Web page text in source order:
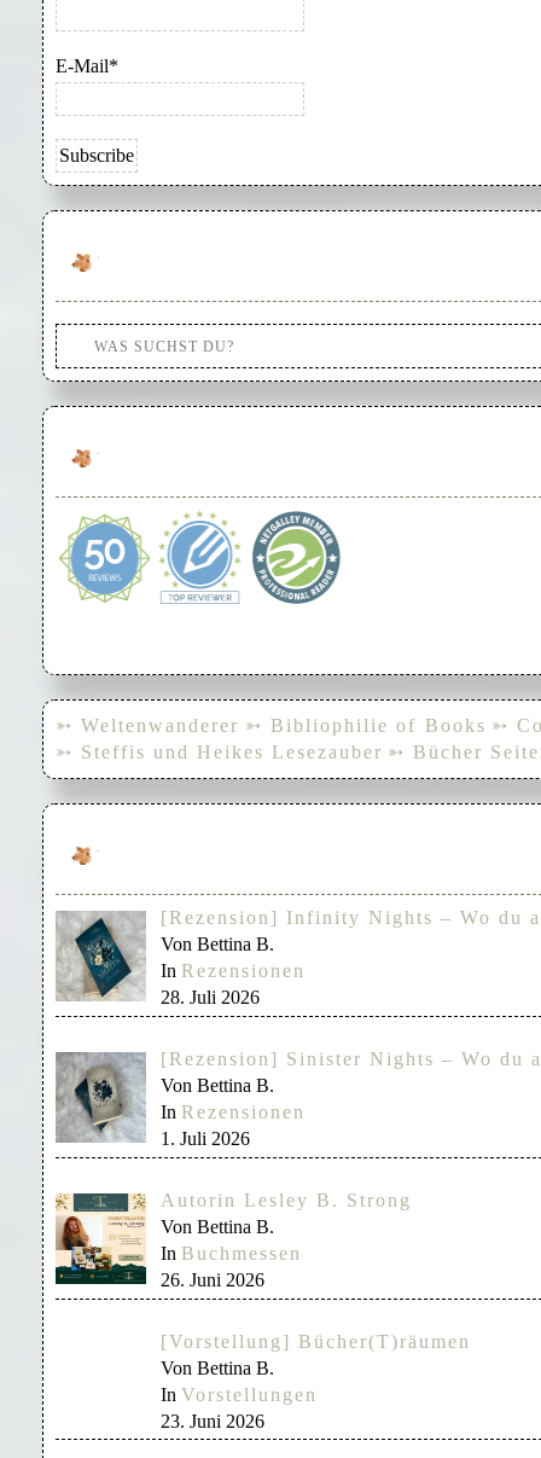
E-Mail*
➳ Weltenwanderer ➳ Bibliophilie of Books ➳
➳ Steffis und Heikes Lesezauber ➳ Bücher
[Rezension] Infinity Nights – Wo du
Von Bettina B.
In Rezensionen
28. Juli 2026
[Rezension] Sinister Nights – Wo du
Von Bettina B.
In Rezensionen
1. Juli 2026
Autorin Lesley B. Strong
Von Bettina B.
In Buchmessen
26. Juni 2026
[Vorstellung] Bücher(T)räumen
Von Bettina B.
In Vorstellungen
23. Juni 2026